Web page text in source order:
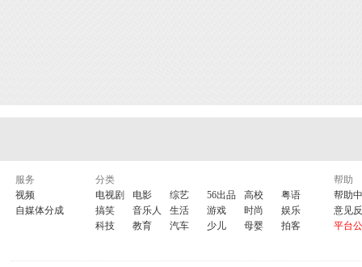
服务
视频
自媒体分成
分类
电视剧
电影 综艺 56出品 高校
粤语
搞笑
音乐人 生活 游戏 时尚
娱乐
科技
教育 汽车 少儿 母婴 拍客
帮助
帮助
意见
平台